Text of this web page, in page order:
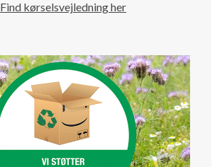
Find kørselsvejledning her